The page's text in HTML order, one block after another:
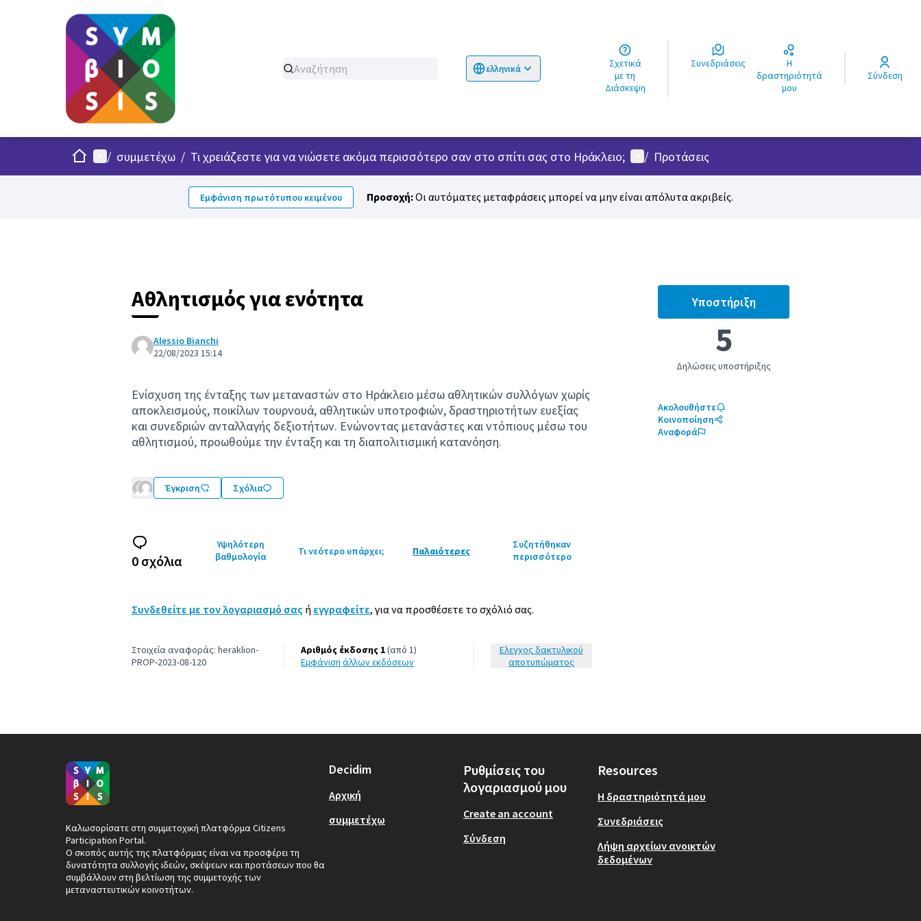
ελληνικά
Choose language
Σχετικά
με τη
Διάσκεψη
Συνεδριάσεις
Η
δραστηριότητά
μου
Σύνδεση
ΣπίτιΚυρίως μενού
/ συμμετέχω / Τι χρειάζεστε για να νιώσετε ακόμα περισσότερο σαν στο σπίτι σας στο Ηράκλειο; Μενού χρήστη
/ Προτάσεις
Εμφάνιση πρωτότυπου κειμένου Προσοχή:Οι αυτόματες μεταφράσεις μπορεί να μην είναι απόλυτα ακριβείς.
Αθλητισμός για ενότητα
Alessio Bianchi
22/08/2023 15:14
Ενίσχυση της ένταξης των μεταναστών στο Ηράκλειο μέσω αθλητικών συλλόγων χωρίς
αποκλεισμούς, ποικίλων τουρνουά, αθλητικών υποτροφιών, δραστηριοτήτων ευεξίας
και συνεδριών ανταλλαγής δεξιοτήτων. Ενώνοντας μετανάστες και ντόπιους μέσω του
αθλητισμού, προωθούμε την ένταξη και τη διαπολιτισμική κατανόηση.
Έγκριση Σχόλια
ΥποστήριξηΑθλητισμός για ενότητα
5
Δηλώσεις υποστήριξης
Ακολουθήστε
Κοινοποίηση
Αναφορά
0 σχόλια
Υψηλότερη
βαθμολογία
Τι νεότερο υπάρχει; Παλαιότερες
Συζητήθηκαν
περισσότερο
Συνδεθείτε με τον λογαριασμό σας ή εγγραφείτε, για να προσθέσετε το σχόλιό σας.
Στοιχεία αναφοράς: heraklion-
PROP-2023-08-120
Αριθμός έκδοσης 1(από 1)
εμφάνιση άλλων εκδόσεων
Έλεγχος δακτυλικού
αποτυπώματος
Καλωσορίσατε στη συμμετοχική πλατφόρμα Citizens
Participation Portal.
Ο σκοπός αυτής της πλατφόρμας είναι να προσφέρει τη
δυνατότητα συλλογής ιδεών, σκέψεων και προτάσεων που θα
συμβάλλουν στη βελτίωση της συμμετοχής των
μεταναστευτικών κοινοτήτων.
Decidim
Αρχική
συμμετέχω
Ρυθμίσεις του
λογαριασμού μου
Create an account
Σύνδεση
Resources
Η δραστηριότητά μου
Συνεδριάσεις
Λήψη αρχείων ανοικτών
δεδομένων